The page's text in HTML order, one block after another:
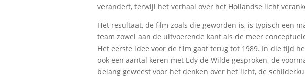
verandert, terwijl het verhaal over het Hollandse licht
Het resultaat, de film zoals die geworden is, is typisch een
team zowel aan de uitvoerende kant als de meer
Het eerste idee voor de film gaat terug tot 1989. In die tijd
ook een aantal keren met Edy de Wilde gesproken, de
belang geweest voor het denken over het licht, de